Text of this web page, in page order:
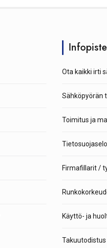
Infopiste
Ota kaikki irti
Sähköpyörän
Toimitus ja
Firmafillarit /
Käyttö- ja
Takuutodistus